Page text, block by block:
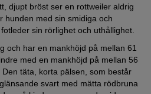
djupt bröst ser en rottweiler aldrig
hunden med sin smidiga och
sin rörlighet och uthållighet.
och har en mankhöjd på mellan 61
med en mankhöjd på mellan 56
täta, korta pälsen, som består
svart med mätta rödbruna